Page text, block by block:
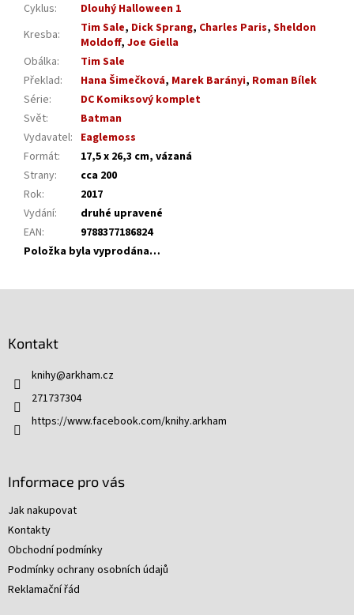
Cyklus:
Dlouhý Halloween 1
Kresba: Tim Sale, Dick Sprang, Charles Paris, Sheldon
Moldoff, Joe Giella
Obálka:
Tim Sale
Překlad: Hana Šimečková, Marek Barányi, Roman Bílek
Série:
DC Komiksový komplet
Svět:
Batman
Vydavatel: Eaglemoss
Formát:
17,5 x 26,3 cm, vázaná
Strany:
cca 200
Rok:
2017
Vydání:
druhé upravené
EAN:
9788377186824
Položka byla vyprodána…
Kontakt
knihy@arkham.cz
271737304
https://www.facebook.com/knihy.arkham
Informace pro vás
Jak nakupovat
Kontakty
Obchodní podmínky
Podmínky ochrany osobních údajů
Reklamační řád